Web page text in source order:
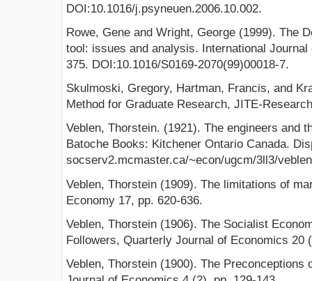
DOI:10.1016/j.psyneuen.2006.10.002.
Rowe, Gene and Wright, George (1999). The
tool: issues and analysis. International
375. DOI:10.1016/S0169-2070(99)00018-7.
Skulmoski, Gregory, Hartman, Francis, and
Method for Graduate Research, JITE-
Veblen, Thorstein. (1921). The engineers and
Batoche Books: Kitchener Ontario Canada.
socserv2.mcmaster.ca/~econ/ugcm/3ll3/
Veblen, Thorstein (1909). The limitations of
Economy 17, pp. 620-636.
Veblen, Thorstein (1906). The Socialist
Followers, Quarterly Journal of Economics 20
Veblen, Thorstein (1900). The